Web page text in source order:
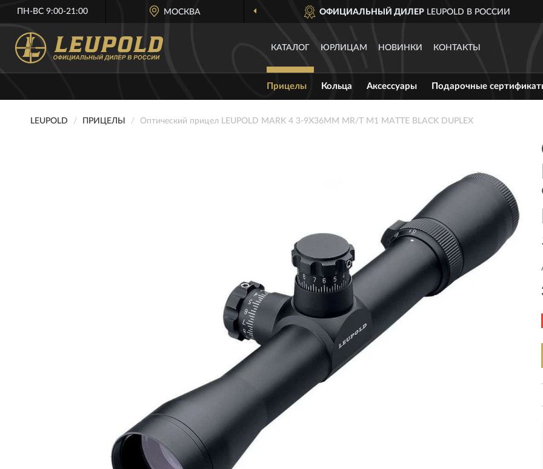
ПН-ВС 9:00-21:00 МОСКВА ОФИЦИАЛЬНЫЙ ДИЛЕР LEUPOLD В РОССИИ
КАТАЛОГ ЮРЛИЦАМ НОВИНКИ КОНТАКТЫ
Прицелы Кольца Аксессуары Подарочные
LEUPOLD ПРИЦЕЛЫ Оптический прицел LEUPOLD MARK 4 3-9X36MM MR/T M1 MATTE BLACK DUPLEX